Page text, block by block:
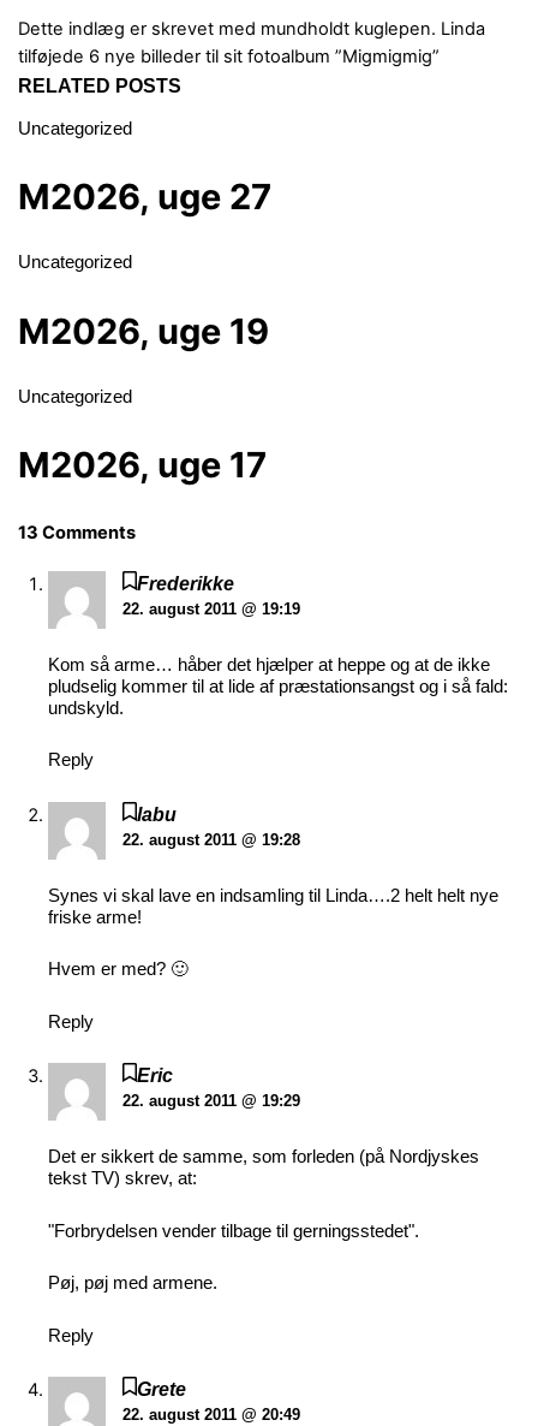
Dette indlæg er skrevet med mundholdt kuglepen. Linda
tilføjede 6 nye billeder til sit fotoalbum ”Migmigmig”
RELATED POSTS
Uncategorized
M2026, uge 27
Uncategorized
M2026, uge 19
Uncategorized
M2026, uge 17
13 Comments
Frederikke
22. august 2011 @ 19:19
Kom så arme… håber det hjælper at heppe og at de ikke
pludselig kommer til at lide af præstationsangst og i så fald:
undskyld.
Reply
labu
22. august 2011 @ 19:28
Synes vi skal lave en indsamling til Linda….2 helt helt nye
friske arme!
Hvem er med? 🙂
Reply
Eric
22. august 2011 @ 19:29
Det er sikkert de samme, som forleden (på Nordjyskes
tekst TV) skrev, at:
"Forbrydelsen vender tilbage til gerningsstedet".
Pøj, pøj med armene.
Reply
Grete
22. august 2011 @ 20:49